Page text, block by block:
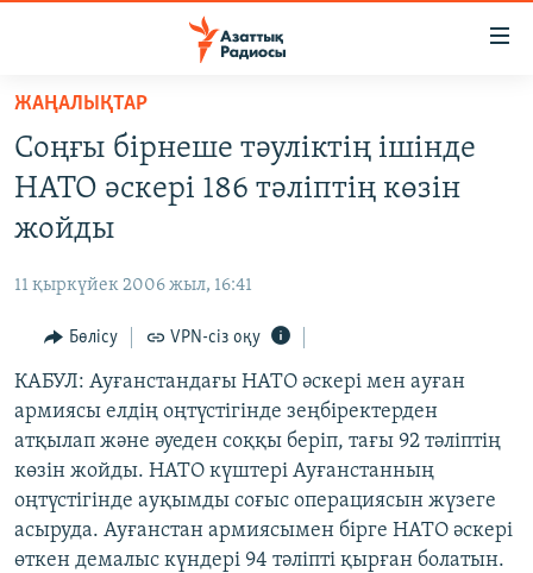
Skip
main
content
to
main
Navigation
Search
ЖАҢАЛЫҚТАР
САЯСАТ
AZATTYQTV
АДАМ ҚҰҚЫҚТАРЫ
ӘЛЕУМЕТ
ӘЛЕМ
АРНАЙЫ ЖОБАЛАР
Русский
ЖАЗЫЛЫҢЫЗ
ЖАҢАЛЫҚТАР
Соңғы бірнеше тәуліктің ішінде
НАТО әскері 186 тәліптің көзін
жойды
11 қыркүйек 2006 жыл, 16:41
Бөлісу VPN-сіз оқу
КАБУЛ: Ауғанстандағы НАТО әскері мен ауған
армиясы елдің оңтүстігінде зеңбіректерден
атқылап және әуеден соққы беріп, тағы 92 тәліптің
көзін жойды. НАТО күштері Ауғанстанның
оңтүстігінде ауқымды соғыс операциясын жүзеге
асыруда. Ауғанстан армиясымен бірге НАТО әскері
өткен демалыс күндері 94 тәліпті қырған болатын.